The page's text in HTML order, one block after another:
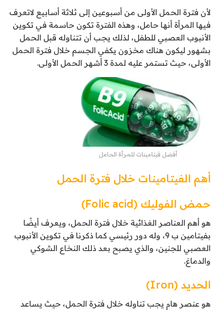
لأن فترة الحمل الأولى من أسبوعين إلى ثلاثة أسابيع لاتعرف
فيها المرأة أنها حامل، وهذه الفترة تكون حاسمة في تكوين
الأنبوب العصبي للطفل، لذلك يجب أن تتناوله قبل الحمل
بشهور ليكون هناك مخزون يكفي الجسم خلال فترة الحمل
الأولى، حيث تستمر عليه لمدة 3 أشهر الحمل الأولى.
أفضل فيتامينات للمرأة الحامل
أهم الفيتامينات خلال فترة الحمل
حمض الفوليك (Folic acid)
هو أهم العناصر الغذائية خلال فترة الحمل، ويعرف أيضًا
بفيتامين ب 9، وله دور رئيسي كما ذكرنا في تكوين الأنبوب
العصبي للجنين، والذي يصبح بعد ذلك النخاع الشوكي
والدماغ.
الحديد (Iron)
هو عنصر هام يجب تناوله خلال فترة الحمل، حيث يساعد